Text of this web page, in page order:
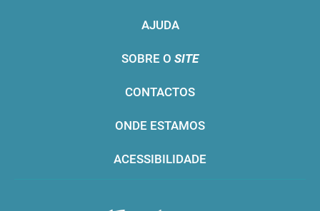
AJUDA
SOBRE O SITE
CONTACTOS
ONDE ESTAMOS
ACESSIBILIDADE